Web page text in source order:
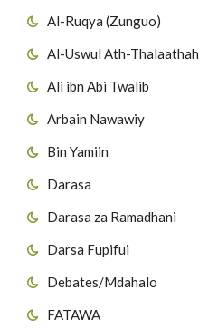
Al-Ruqya (Zunguo)
Al-Uswul Ath-Thalaathah
Ali ibn Abi Twalib
Arbain Nawawiy
Bin Yamiin
Darasa
Darasa za Ramadhani
Darsa Fupifui
Debates/Mdahalo
FATAWA